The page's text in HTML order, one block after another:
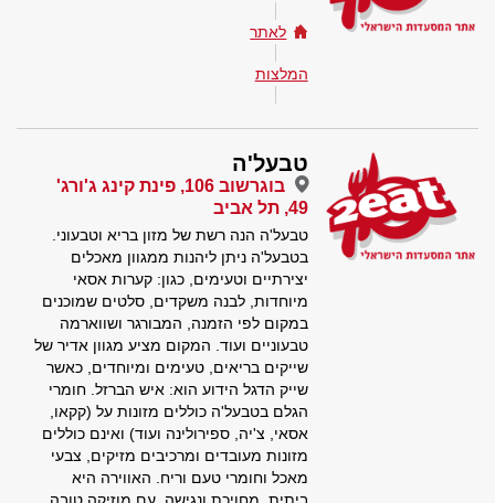
לאתר
המלצות
טבעל'ה
בוגרשוב 106, פינת קינג ג'ורג'
49, תל אביב
טבעל'ה הנה רשת של מזון בריא וטבעוני.
בטבעל'ה ניתן ליהנות ממגוון מאכלים
יצירתיים וטעימים, כגון: קערות אסאי
מיוחדות, לבנה משקדים, סלטים שמוכנים
במקום לפי הזמנה, המבורגר ושווארמה
טבעוניים ועוד. המקום מציע מגוון אדיר של
שייקים בריאים, טעימים ומיוחדים, כאשר
שייק הדגל הידוע הוא: איש הברזל. חומרי
הגלם בטבעל'ה כוללים מזונות על (קקאו,
אסאי, צ'יה, ספירולינה ועוד) ואינם כוללים
מזונות מעובדים ומרכיבים מזיקים, צבעי
מאכל וחומרי טעם וריח. האווירה היא